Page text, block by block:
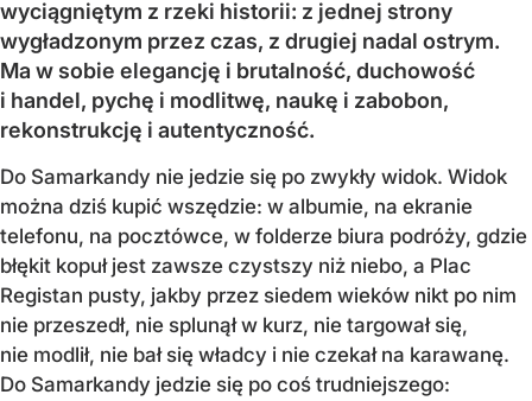
wyciągniętym z rzeki historii: z jednej strony
wygładzonym przez czas, z drugiej nadal ostrym.
Ma w sobie elegancję i brutalność, duchowość
i handel, pychę i modlitwę, naukę i zabobon,
rekonstrukcję i autentyczność.
Do Samarkandy nie jedzie się po zwykły widok. Widok
można dziś kupić wszędzie: w albumie, na ekranie
telefonu, na pocztówce, w folderze biura podróży, gdzie
błękit kopuł jest zawsze czystszy niż niebo, a Plac
Registan pusty, jakby przez siedem wieków nikt po nim
nie przeszedł, nie splunął w kurz, nie targował się,
nie modlił, nie bał się władcy i nie czekał na karawanę.
Do Samarkandy jedzie się po coś trudniejszego: